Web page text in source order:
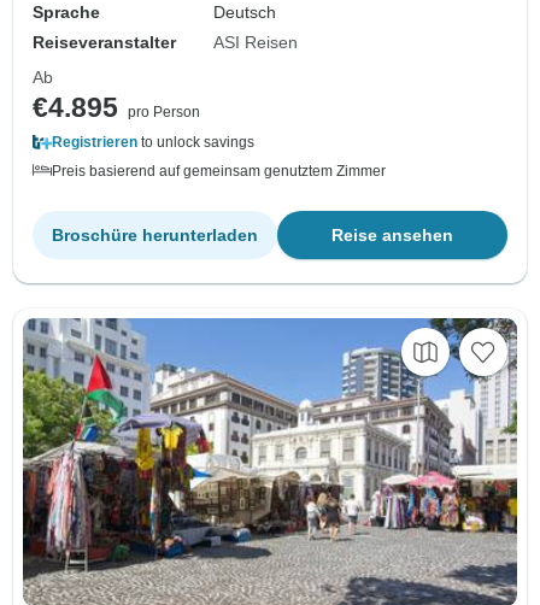
Sprache
Deutsch
Reiseveranstalter
ASI Reisen
Ab
€4.895 pro Person
Registrieren to unlock savings
Preis basierend auf gemeinsam genutztem Zimmer
Reise ansehen
Broschüre herunterladen